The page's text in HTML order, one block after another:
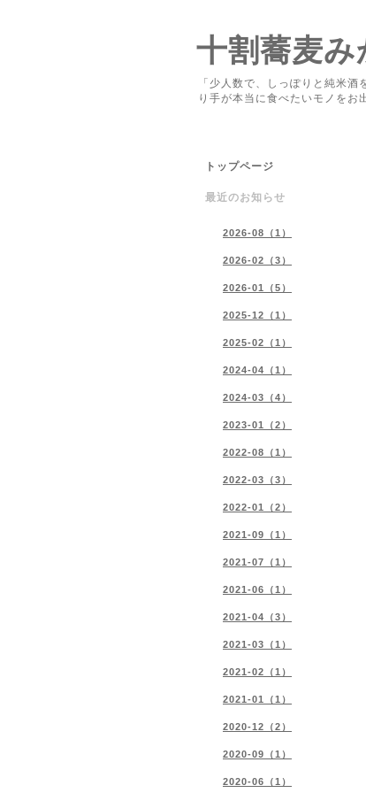
十割蕎麦
「少人数で、しっぽりと純米
り手が本当に食べたいモノをお
トップページ
最近のお知らせ
2026-08（1）
2026-02（3）
2026-01（5）
2025-12（1）
2025-02（1）
2024-04（1）
2024-03（4）
2023-01（2）
2022-08（1）
2022-03（3）
2022-01（2）
2021-09（1）
2021-07（1）
2021-06（1）
2021-04（3）
2021-03（1）
2021-02（1）
2021-01（1）
2020-12（2）
2020-09（1）
2020-06（1）